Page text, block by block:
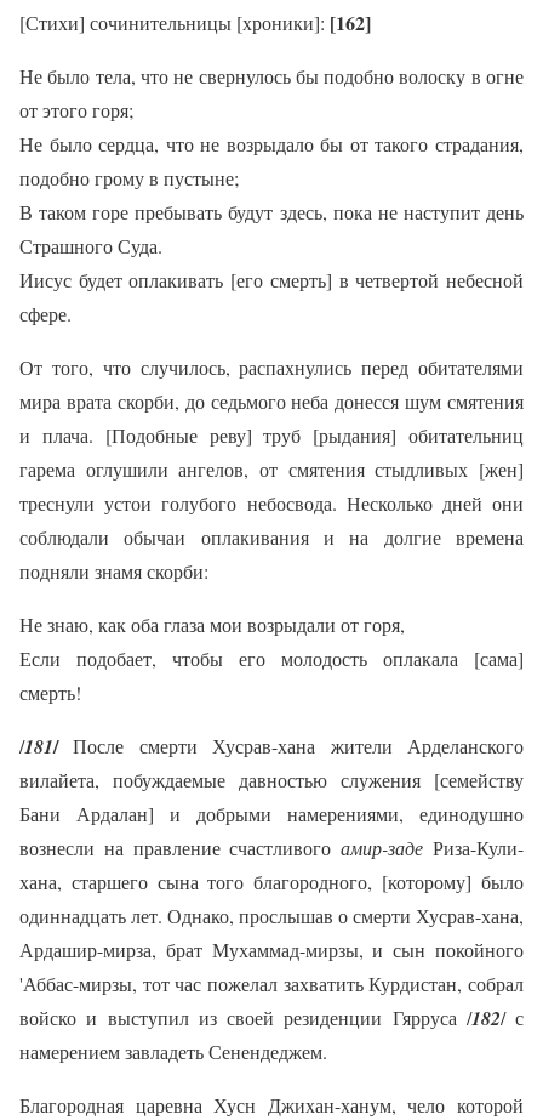
[Стихи] сочинительницы [хроники]: [162]
Не было тела, что не свернулось бы подобно волоску в огне
от этого горя;
Не было сердца, что не возрыдало бы от такого страдания,
подобно грому в пустыне;
В таком горе пребывать будут здесь, пока не наступит день
Страшного Суда.
Иисус будет оплакивать [его смерть] в четвертой небесной
сфере.
От того, что случилось, распахнулись перед обитателями
мира врата скорби, до седьмого неба донесся шум смятения
и плача. [Подобные реву] труб [рыдания] обитательниц
гарема оглушили ангелов, от смятения стыдливых [жен]
треснули устои голубого небосвода. Несколько дней они
соблюдали обычаи оплакивания и на долгие времена
подняли знамя скорби:
Не знаю, как оба глаза мои возрыдали от горя,
Если подобает, чтобы его молодость оплакала [сама]
смерть!
/181/После смерти Хусрав-хана жители Арделанского
вилайета, побуждаемые давностью служения [семейству
Бани Ардалан] и добрыми намерениями, единодушно
вознесли на правление счастливогоамир-задеРиза-Кули-
хана, старшего сына того благородного, [которому] было
одиннадцать лет. Однако, прослышав о смерти Хусрав-хана,
Ардашир-мирза, брат Мухаммад-мирзы, и сын покойного
'Аббас-мирзы, тот час пожелал захватить Курдистан, собрал
войско и выступил из своей резиденции Гярруса /182/ с
намерением завладеть Сенендеджем.
Благородная царевна Хусн Джихан-ханум, чело которой